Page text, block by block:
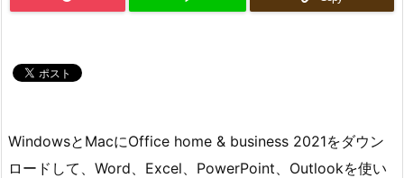
WindowsとMacにOffice home & business 2021をダウン
ロードして、Word、Excel、PowerPoint、Outlookを使い